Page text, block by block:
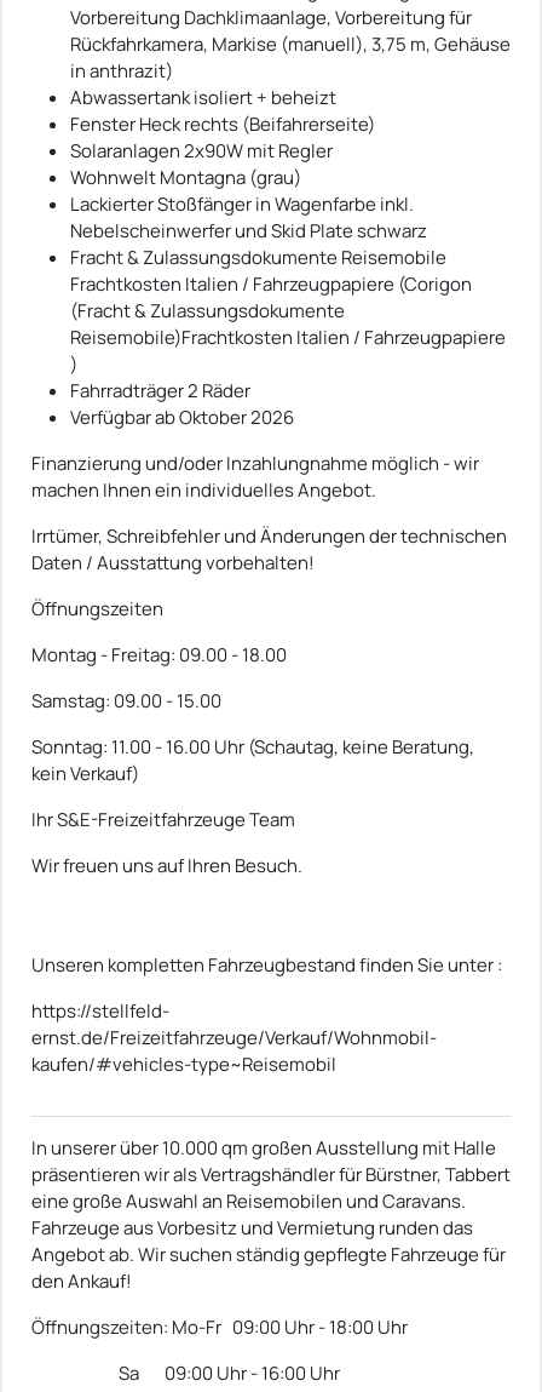
Vorbereitung Dachklimaanlage, Vorbereitung für
Rückfahrkamera, Markise (manuell), 3,75 m, Gehäuse
in anthrazit)
Abwassertank isoliert + beheizt
Fenster Heck rechts (Beifahrerseite)
Solaranlagen 2x90W mit Regler
Wohnwelt Montagna (grau)
Lackierter Stoßfänger in Wagenfarbe inkl.
Nebelscheinwerfer und Skid Plate schwarz
Fracht & Zulassungsdokumente Reisemobile
Frachtkosten Italien / Fahrzeugpapiere (Corigon
(Fracht & Zulassungsdokumente
Reisemobile)Frachtkosten Italien / Fahrzeugpapiere
)
Fahrradträger 2 Räder
Verfügbar ab Oktober 2026
Finanzierung und/oder Inzahlungnahme möglich - wir
machen Ihnen ein individuelles Angebot.
Irrtümer, Schreibfehler und Änderungen der technischen
Daten / Ausstattung vorbehalten!
Öffnungszeiten
Montag - Freitag: 09.00 - 18.00
Samstag: 09.00 - 15.00
Sonntag: 11.00 - 16.00 Uhr (Schautag, keine Beratung,
kein Verkauf)
Ihr S&E-Freizeitfahrzeuge Team
Wir freuen uns auf Ihren Besuch.
Unseren kompletten Fahrzeugbestand finden Sie unter :
https://stellfeld-
ernst.de/Freizeitfahrzeuge/Verkauf/Wohnmobil-
kaufen/#vehicles-type~Reisemobil
In unserer über 10.000 qm großen Ausstellung mit Halle
präsentieren wir als Vertragshändler für Bürstner, Tabbert
eine große Auswahl an Reisemobilen und Caravans.
Fahrzeuge aus Vorbesitz und Vermietung runden das
Angebot ab. Wir suchen ständig gepflegte Fahrzeuge für
den Ankauf!
Öffnungszeiten: Mo-Fr 09:00 Uhr - 18:00 Uhr
Sa 09:00 Uhr - 16:00 Uhr